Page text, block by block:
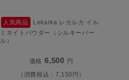
人気商品
Lekarka レカルカ イル
ミネイトパウダー（シルキーパー
ル）
価格 6,500 円
（消費税込：7,150円）